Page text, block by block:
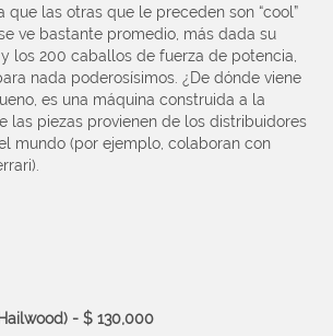
que las otras que le preceden son “cool”
ve bastante promedio, más dada su
los 200 caballos de fuerza de potencia,
nada poderosísimos. ¿De dónde viene
es una máquina construida a la
las piezas provienen de los distribuidores
mundo (por ejemplo, colaboran con
- $ 130,000